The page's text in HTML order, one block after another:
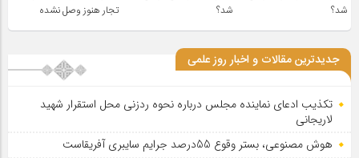
شد؟
شد؟
تجار هنوز وصل نشده
جدیدترین مقالات و اخبار روز علمی
تکذیب ادعای نماینده مجلس درباره نحوه ردزنی محل استقرار شهید
لاریجانی
هوش مصنوعی، بستر وقوع 55درصد جرایم سایبری آفریقاست